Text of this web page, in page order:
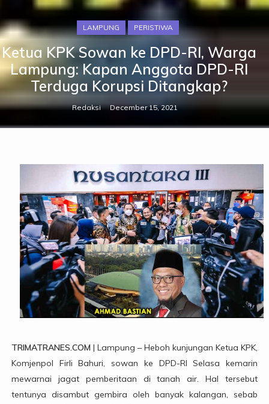
LAMPUNG PERISTIWA
Ketua KPK Sowan ke DPD-RI, Warga
Lampung: Kapan Anggota DPD-RI
Terduga Korupsi Ditangkap?
Redaksi December 15, 2021
TRIMATRANES.COM | Lampung – Heboh kunjungan Ketua KPK,
Komjenpol Firli Bahuri, sowan ke DPD-RI Selasa kemarin
mewarnai jagat pemberitaan di tanah air. Hal tersebut
tentunya disambut gembira oleh banyak kalangan, sebab